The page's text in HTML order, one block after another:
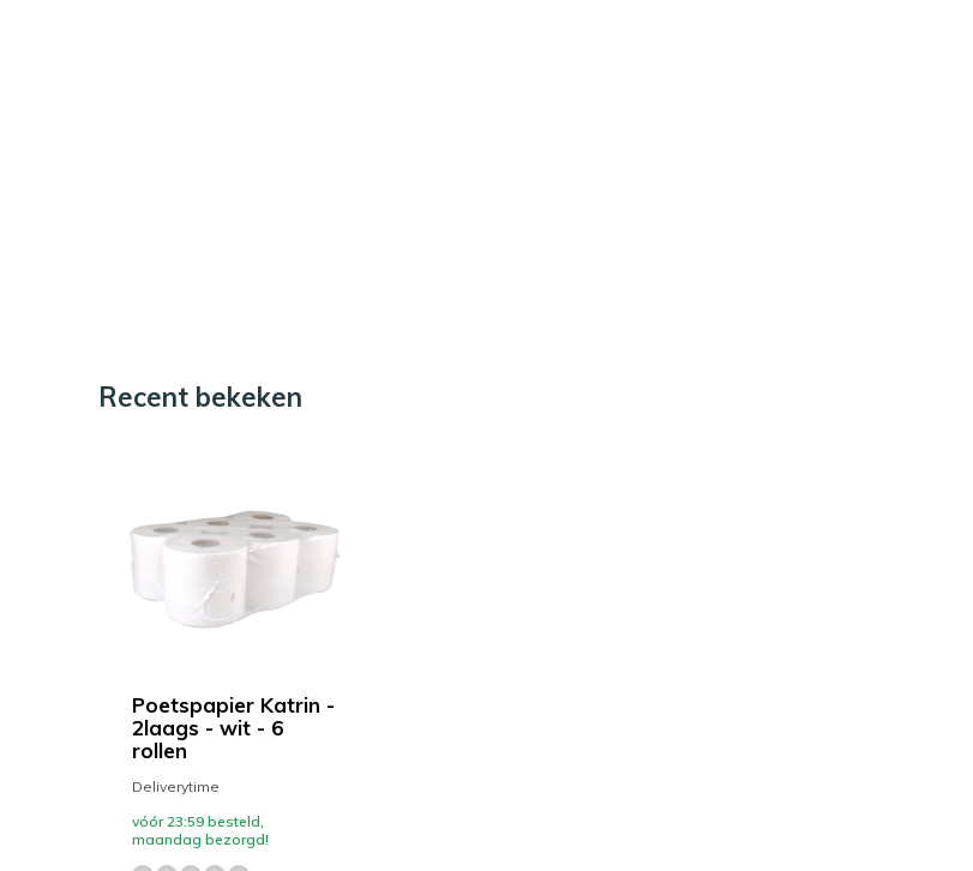
Recent bekeken
Poetspapier Katrin -
2laags - wit - 6
rollen
Deliverytime
vóór 23:59 besteld,
maandag bezorgd!